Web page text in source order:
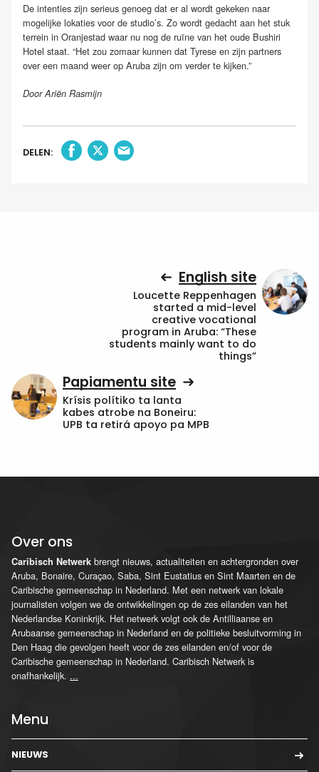
De intenties zijn serieus genoeg dat er al wordt gekeken naar
mogelijke lokaties voor de studio’s. Zo wordt gedacht aan het stuk
terrein in Oranjestad waar nu nog de ruïne van het oude Bushiri
Hotel staat. “Het zou zomaar kunnen dat Tyrese en zijn partners
over een maand weer op Aruba zijn om verder te kijken.”
Door Ariën Rasmijn
DELEN:
English site
Loucette Reppenhagen
started a mid-level
creative vocational
program in Aruba: “These
students mainly want to do
things”
Papiamentu site
Krísis polítiko ta lanta
kabes atrobe na Boneiru:
UPB ta retirá apoyo pa MPB
Over ons
Caribisch Netwerk brengt nieuws, actualiteiten en achtergronden over
Aruba, Bonaire, Curaçao, Saba, Sint Eustatius en Sint Maarten en de
Caribische gemeenschap in Nederland. Met een netwerk van lokale
journalisten volgen we de ontwikkelingen op de zes eilanden van het
Nederlandse Koninkrijk. Het netwerk volgt ook de Antilliaanse en
Arubaanse gemeenschap in Nederland en de politieke besluitvorming in
Den Haag die gevolgen heeft voor de zes eilanden en/of voor de
Caribische gemeenschap in Nederland. Caribisch Netwerk is
onafhankelijk. ...
Menu
NIEUWS